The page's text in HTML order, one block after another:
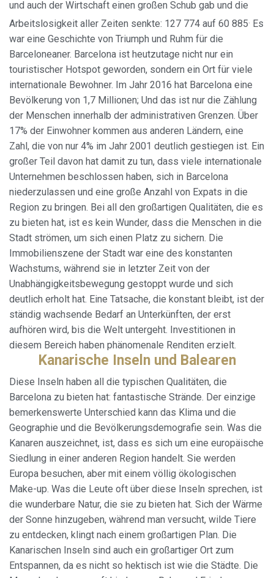
und auch der Wirtschaft einen großen Schub gab und die
Arbeitslosigkeit aller Zeiten senkte: 127 774 auf 60 885 Es
war eine Geschichte von Triumph und Ruhm für die
Barceloneaner. Barcelona ist heutzutage nicht nur ein
touristischer Hotspot geworden, sondern ein Ort für viele
internationale Bewohner. Im Jahr 2016 hat Barcelona eine
Bevölkerung von 1,7 Millionen; Und das ist nur die Zählung
der Menschen innerhalb der administrativen Grenzen. Über
17% der Einwohner kommen aus anderen Ländern, eine
Zahl, die von nur 4% im Jahr 2001 deutlich gestiegen ist. Ein
großer Teil davon hat damit zu tun, dass viele internationale
Unternehmen beschlossen haben, sich in Barcelona
niederzulassen und eine große Anzahl von Expats in die
Region zu bringen. Bei all den großartigen Qualitäten, die es
zu bieten hat, ist es kein Wunder, dass die Menschen in die
Stadt strömen, um sich einen Platz zu sichern. Die
Immobilienszene der Stadt war eine des konstanten
Wachstums, während sie in letzter Zeit von der
Unabhängigkeitsbewegung gestoppt wurde und sich
deutlich erholt hat. Eine Tatsache, die konstant bleibt, ist der
ständig wachsende Bedarf an Unterkünften, der erst
aufhören wird, bis die Welt untergeht. Investitionen in
diesem Bereich haben phänomenale Renditen erzielt.
Kanarische Inseln und Balearen
Diese Inseln haben all die typischen Qualitäten, die
Barcelona zu bieten hat: fantastische Strände. Der einzige
bemerkenswerte Unterschied kann das Klima und die
Geographie und die Bevölkerungsdemografie sein. Was die
Kanaren auszeichnet, ist, dass es sich um eine europäische
Siedlung in einer anderen Region handelt. Sie werden
Europa besuchen, aber mit einem völlig ökologischen
Make-up. Was die Leute oft über diese Inseln sprechen, ist
die wunderbare Natur, die sie zu bieten hat. Sich der Wärme
der Sonne hinzugeben, während man versucht, wilde Tiere
zu entdecken, klingt nach einem großartigen Plan. Die
Kanarischen Inseln sind auch ein großartiger Ort zum
Entspannen, da es nicht so hektisch ist wie die Städte. Die